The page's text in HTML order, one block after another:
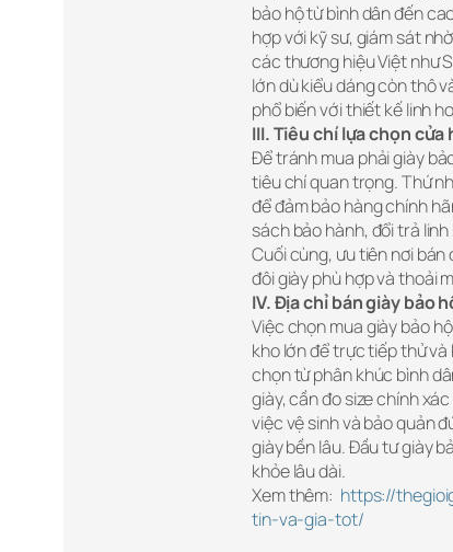
bảo hộ từ bình dân đến
hợp với kỹ sư, giám sát
các thương hiệu Việt như
lớn dù kiểu dáng còn thô
phổ biến với thiết kế linh
III. Tiêu chí lựa chọn
Để tránh mua phải giày
tiêu chí quan trọng. Thứ
để đảm bảo hàng chính
sách bảo hành, đổi trả
Cuối cùng, ưu tiên nơi
đôi giày phù hợp và thoải
IV. Địa chỉ bán giày bảo
Việc chọn mua giày bảo
kho lớn để trực tiếp thử
chọn từ phân khúc bình
giày, cần đo size chính
việc vệ sinh và bảo quản
giày bền lâu. Đầu tư giày
khỏe lâu dài.
Xem thêm: https://
tin-va-gia-tot/